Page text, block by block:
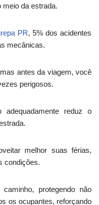
meio da estrada.
PR, 5% dos acidentes
mecânicas.
antes da viagem, você
perigosos.
reduz o
melhor suas férias,
condições.
protegendo não
os ocupantes, reforçando